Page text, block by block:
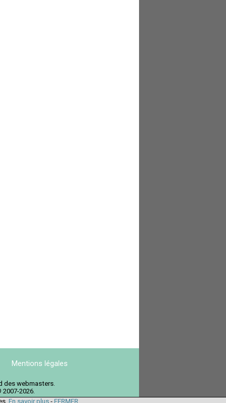
Mentions légales
des webmasters.
2026.
En savoir plus- FERMER